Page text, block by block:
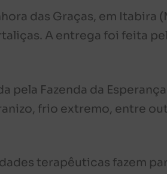
das Graças, em Itabira
A entrega foi feita
pela Fazenda da
frio extremo, entre
terapêuticas fazem